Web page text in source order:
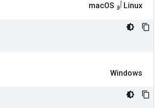
‫Linux أو mac OS
Windows